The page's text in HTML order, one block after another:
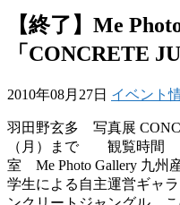
【終了】Me
「CONCRETE
2010年08月27日 イベント
羽田野玄多 写真展
（月）まで 観覧時間
室 Me Photo Gallery 九州
学生による自主運営ギャ